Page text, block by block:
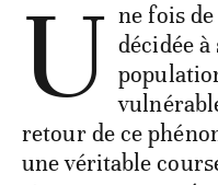
U ne fois
décidée à
retour de ce
une véritable